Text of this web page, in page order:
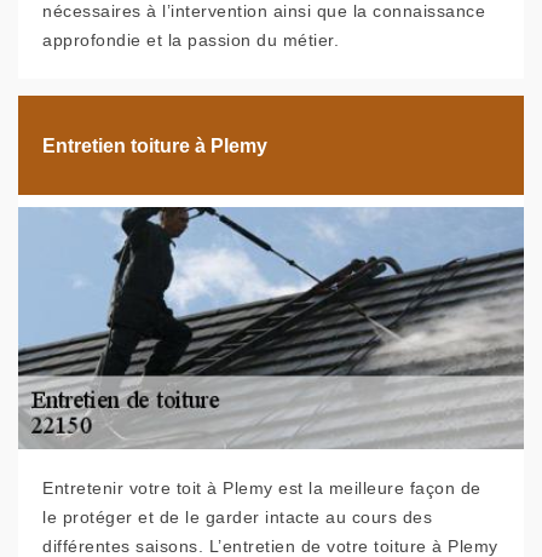
nécessaires à l’intervention ainsi que la connaissance
approfondie et la passion du métier.
Entretien toiture à Plemy
Entretenir votre toit à Plemy est la meilleure façon de
le protéger et de le garder intacte au cours des
différentes saisons. L’entretien de votre toiture à Plemy